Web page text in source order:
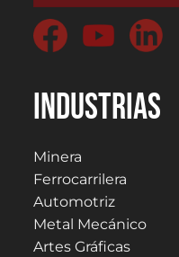
Industrias
Minera
Ferrocarrilera
Automotriz
Metal Mecánico
Artes Gráficas